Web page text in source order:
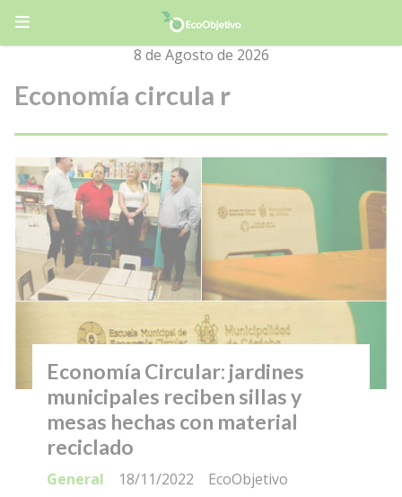
8 de Agosto de 2026
Economía circula r
Economía Circular: jardines
municipales reciben sillas y
mesas hechas con material
reciclado
EcoObjetivo
General
18/11/2022